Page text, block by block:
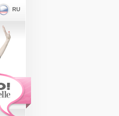
RU